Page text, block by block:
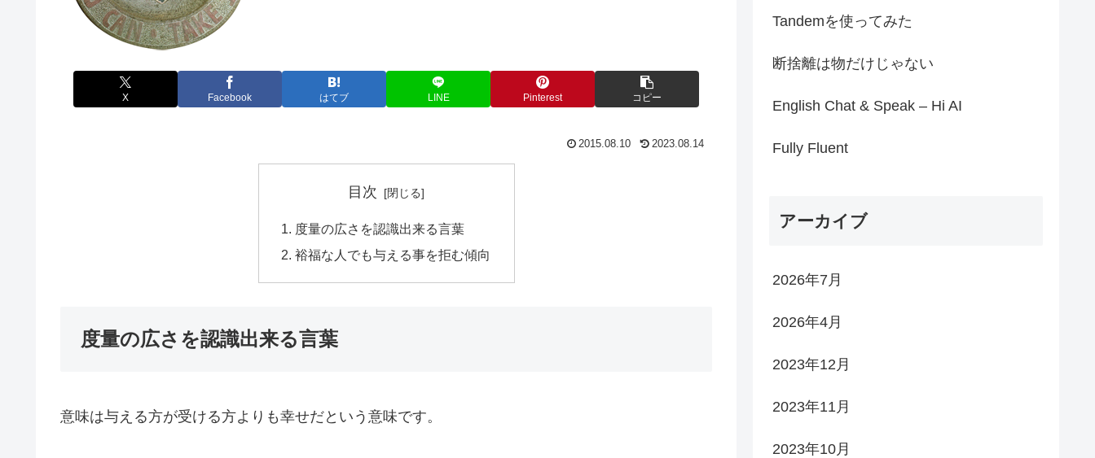
X Facebook はてブ LINE Pinterest コピー
2015.08.10 2023.08.14
目次
度量の広さを認識出来る言葉
裕福な人でも与える事を拒む傾向
度量の広さを認識出来る言葉
意味は与える方が受ける方よりも幸せだという意味です。
Tandemを使ってみた
断捨離は物だけじゃない
English Chat & Speak – Hi AI
Fully Fluent
アーカイブ
2026年7月
2026年4月
2023年12月
2023年11月
2023年10月